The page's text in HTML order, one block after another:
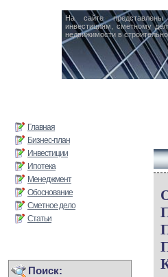
На сайте
инвестициям, сметному
недвижимости в
Главная
Бизнес-план
Инвестиции
Ипотека
Менеджмент
Обоснование
Сметное дело
Статьи
Поиск: